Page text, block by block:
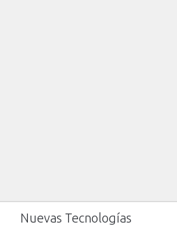
Nuevas Tecnologías